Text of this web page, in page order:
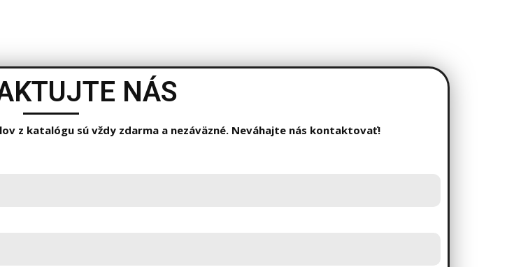
NÁS
z katalógu sú vždy zdarma a nezáväzné. Neváhajte nás kontaktovať!